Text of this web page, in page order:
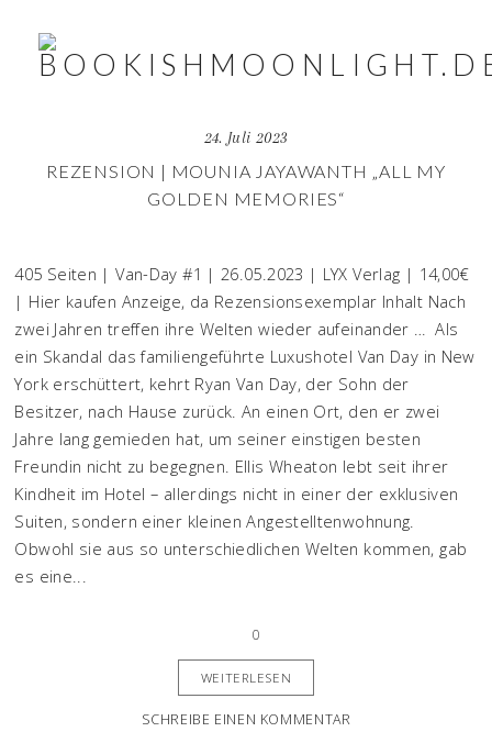
24. Juli 2023
REZENSION | MOUNIA JAYAWANTH „ALL MY
GOLDEN MEMORIES“
405 Seiten | Van-Day #1 | 26.05.2023 | LYX Verlag | 14,00€
| Hier kaufen Anzeige, da Rezensionsexemplar Inhalt Nach
zwei Jahren treffen ihre Welten wieder aufeinander … Als
ein Skandal das familiengeführte Luxushotel Van Day in New
York erschüttert, kehrt Ryan Van Day, der Sohn der
Besitzer, nach Hause zurück. An einen Ort, den er zwei
Jahre lang gemieden hat, um seiner einstigen besten
Freundin nicht zu begegnen. Ellis Wheaton lebt seit ihrer
Kindheit im Hotel – allerdings nicht in einer der exklusiven
Suiten, sondern einer kleinen Angestelltenwohnung.
Obwohl sie aus so unterschiedlichen Welten kommen, gab
es eine...
0
WEITERLESEN
SCHREIBE EINEN KOMMENTAR